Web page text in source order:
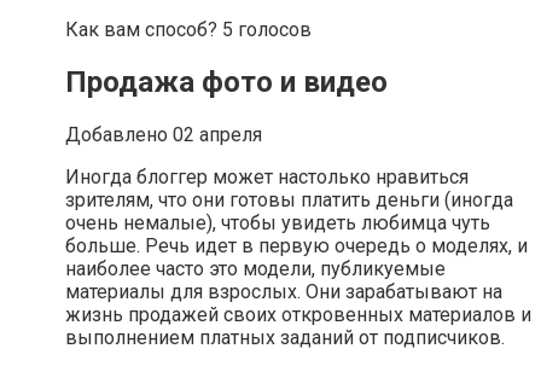
Как вам способ? 5 голосов
Продажа фото и видео
Добавлено 02 апреля
Иногда блоггер может настолько нравиться
зрителям, что они готовы платить деньги (иногда
очень немалые), чтобы увидеть любимца чуть
больше. Речь идет в первую очередь о моделях, и
наиболее часто это модели, публикуемые
материалы для взрослых. Они зарабатывают на
жизнь продажей своих откровенных материалов и
выполнением платных заданий от подписчиков.